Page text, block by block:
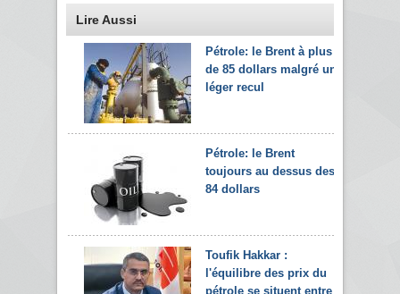
Lire Aussi
Pétrole: le Brent à plus
de 85 dollars malgré un
léger recul
Pétrole: le Brent
toujours au dessus des
84 dollars
Toufik Hakkar :
l'équilibre des prix du
pétrole se situent entre